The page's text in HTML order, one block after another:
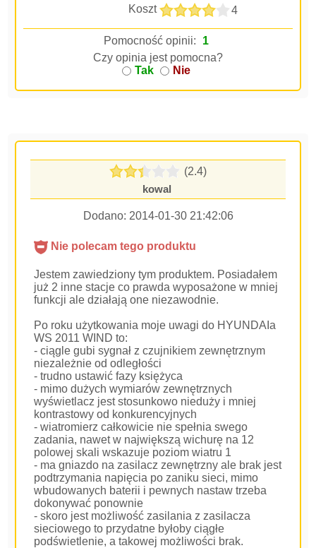
Koszt
4
Pomocność opinii:
1
Czy opinia jest pomocna?
Tak
Nie
(2.4)
kowal
Dodano: 2014-01-30 21:42:06
Nie polecam tego produktu
Jestem zawiedziony tym produktem. Posiadałem
już 2 inne stacje co prawda wyposażone w mniej
funkcji ale działają one niezawodnie.
Po roku użytkowania moje uwagi do HYUNDAIa
WS 2011 WIND to:
- ciągle gubi sygnał z czujnikiem zewnętrznym
niezależnie od odległości
- trudno ustawić fazy księżyca
- mimo dużych wymiarów zewnętrznych
wyświetlacz jest stosunkowo nieduży i mniej
kontrastowy od konkurencyjnych
- wiatromierz całkowicie nie spełnia swego
zadania, nawet w największą wichurę na 12
polowej skali wskazuje poziom wiatru 1
- ma gniazdo na zasilacz zewnętrzny ale brak jest
podtrzymania napięcia po zaniku sieci, mimo
wbudowanych baterii i pewnych nastaw trzeba
dokonywać ponownie
- skoro jest możliwość zasilania z zasilacza
sieciowego to przydatne byłoby ciągłe
podświetlenie, a takowej możliwości brak.